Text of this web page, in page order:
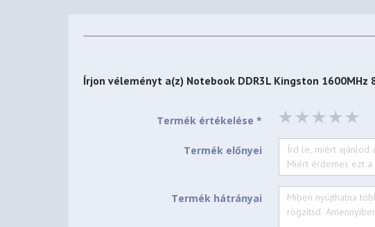
Írjon véleményt a(z) Notebook DDR3L Kingston 1600MHz
Termék értékelése *
Termék előnyei
Termék hátrányai